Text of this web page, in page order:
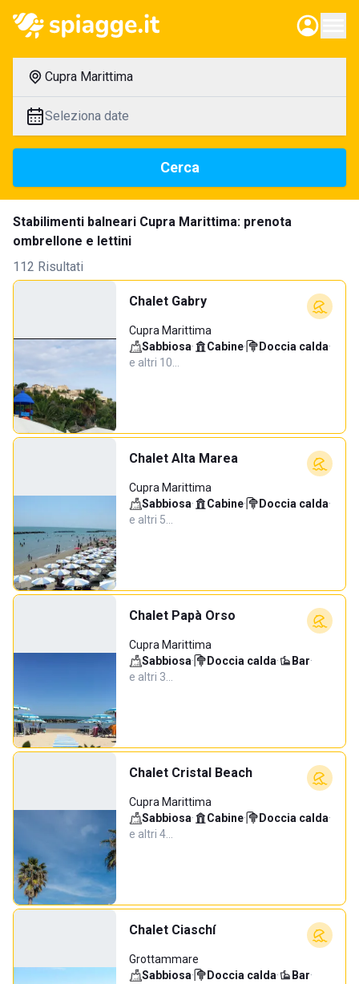
Cupra Marittima
Seleziona date
Cerca
Stabilimenti balneari Cupra Marittima: prenota
ombrellone e lettini
112 Risultati
Chalet Gabry
Cupra Marittima
Sabbiosa· Cabine· Doccia calda·
e altri 10…
Chalet Alta Marea
Cupra Marittima
Sabbiosa· Cabine· Doccia calda·
e altri 5…
Chalet Papà Orso
Cupra Marittima
Sabbiosa· Doccia calda· Bar·
e altri 3…
Chalet Cristal Beach
Cupra Marittima
Sabbiosa· Cabine· Doccia calda·
e altri 4…
Chalet Ciaschí
Grottammare
Sabbiosa· Doccia calda· Bar·